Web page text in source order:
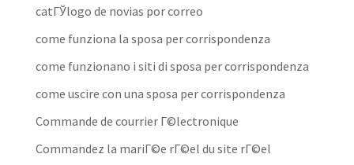
catГЎlogo de novias por correo
come funziona la sposa per corrispondenza
come funzionano i siti di sposa per corrispondenza
come uscire con una sposa per corrispondenza
Commande de courrier Г©lectronique
Commandez la mariГ©e rГ©el du site rГ©el